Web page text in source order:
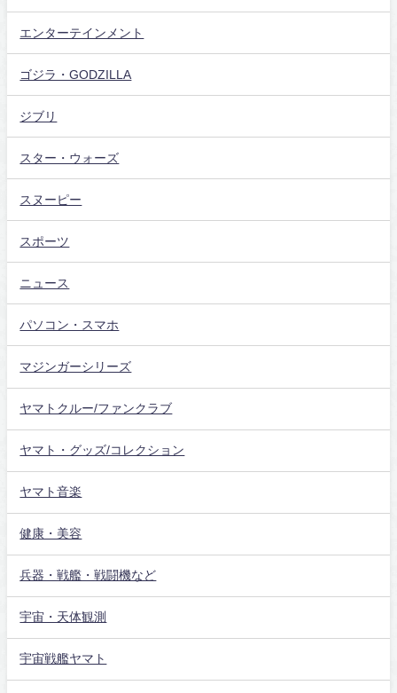
エンターテインメント
ゴジラ・GODZILLA
ジブリ
スター・ウォーズ
スヌーピー
スポーツ
ニュース
パソコン・スマホ
マジンガーシリーズ
ヤマトクルー/ファンクラブ
ヤマト・グッズ/コレクション
ヤマト音楽
健康・美容
兵器・戦艦・戦闘機など
宇宙・天体観測
宇宙戦艦ヤマト